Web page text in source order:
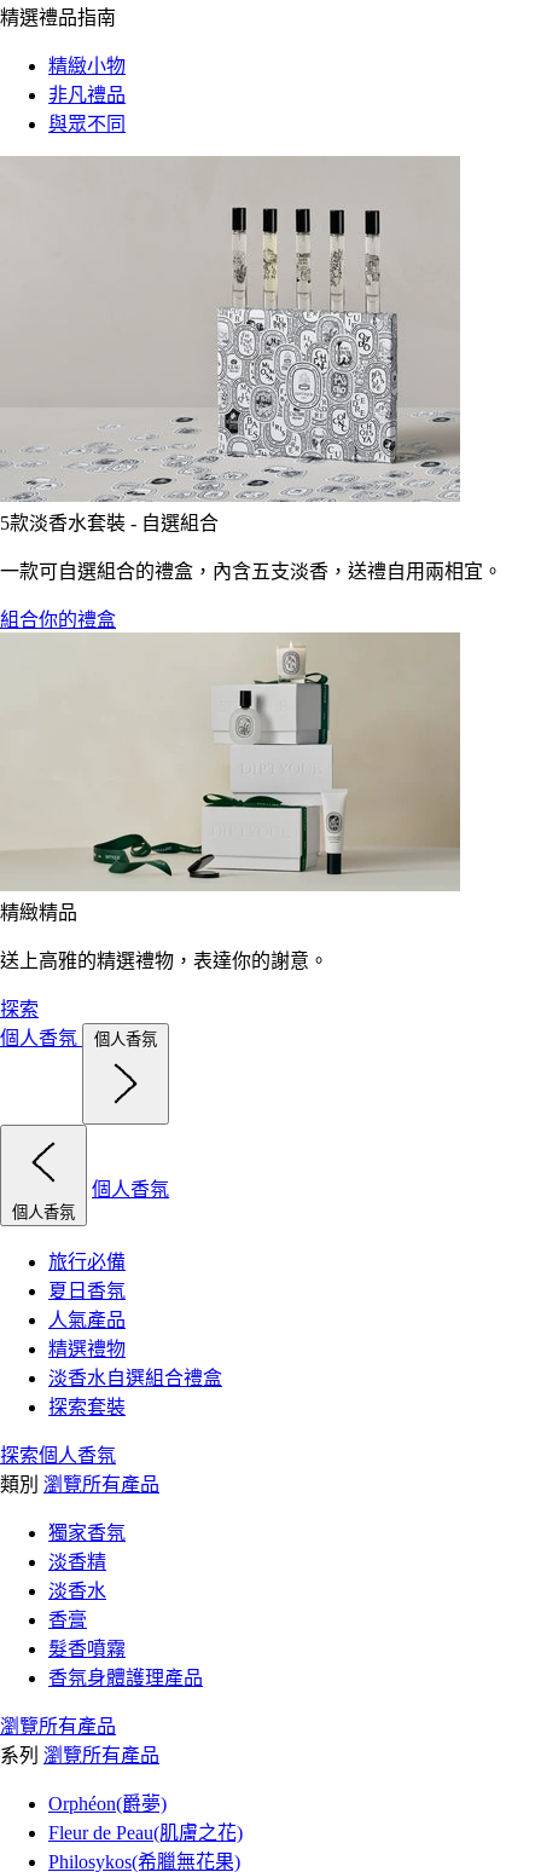
精選禮品指南
精緻小物
非凡禮品
與眾不同
5款淡香水套裝 - 自選組合
一款可自選組合的禮盒，內含五支淡香，送禮自用兩相宜。
組合你的禮盒
精緻精品
送上高雅的精選禮物，表達你的謝意。
探索
個人香氛
個人香氛
個人香氛
個人香氛
旅行必備
夏日香氛
人氣產品
精選禮物
淡香水自選組合禮盒
探索套裝
探索個人香氛
類別 瀏覽所有產品
獨家香氛
淡香精
淡香水
香膏
髮香噴霧
香氛身體護理產品
瀏覽所有產品
系列 瀏覽所有產品
Orphéon(爵夢)
Fleur de Peau(肌膚之花)
Philosykos(希臘無花果)